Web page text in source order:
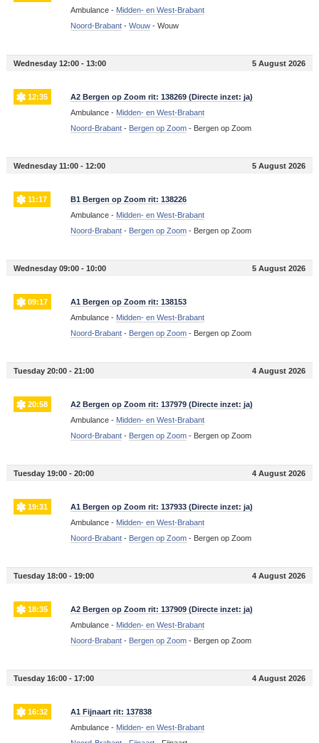
Ambulance - Midden- en West-Brabant
Noord-Brabant- Wouw- Wouw
Wednesday 12:00 - 13:00 5 August 2026
12:35
A2 Bergen op Zoom rit: 138269 (Directe inzet: ja)
Ambulance - Midden- en West-Brabant
Noord-Brabant- Bergen op Zoom- Bergen op Zoom
Wednesday 11:00 - 12:00 5 August 2026
11:17
B1 Bergen op Zoom rit: 138226
Ambulance - Midden- en West-Brabant
Noord-Brabant- Bergen op Zoom- Bergen op Zoom
Wednesday 09:00 - 10:00 5 August 2026
09:17
A1 Bergen op Zoom rit: 138153
Ambulance - Midden- en West-Brabant
Noord-Brabant- Bergen op Zoom- Bergen op Zoom
Tuesday 20:00 - 21:00 4 August 2026
20:58
A2 Bergen op Zoom rit: 137979 (Directe inzet: ja)
Ambulance - Midden- en West-Brabant
Noord-Brabant- Bergen op Zoom- Bergen op Zoom
Tuesday 19:00 - 20:00 4 August 2026
19:31
A1 Bergen op Zoom rit: 137933 (Directe inzet: ja)
Ambulance - Midden- en West-Brabant
Noord-Brabant- Bergen op Zoom- Bergen op Zoom
Tuesday 18:00 - 19:00 4 August 2026
18:35
A2 Bergen op Zoom rit: 137909 (Directe inzet: ja)
Ambulance - Midden- en West-Brabant
Noord-Brabant- Bergen op Zoom- Bergen op Zoom
Tuesday 16:00 - 17:00 4 August 2026
16:32
A1 Fijnaart rit: 137838
Ambulance - Midden- en West-Brabant